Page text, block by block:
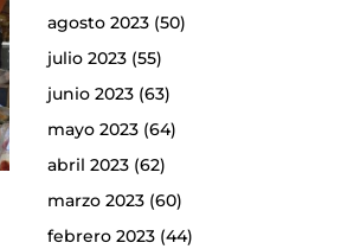
agosto 2023(50)
julio 2023(55)
junio 2023(63)
mayo 2023(64)
abril 2023(62)
marzo 2023(60)
febrero 2023(44)